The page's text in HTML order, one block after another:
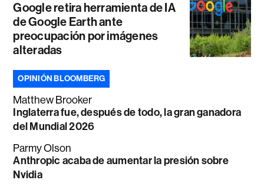
Google retira herramienta de IA
de Google Earth ante
preocupación por imágenes
alteradas
OPINIÓN BLOOMBERG
Matthew Brooker
Inglaterra fue, después de todo, la gran ganadora
del Mundial 2026
Parmy Olson
Anthropic acaba de aumentar la presión sobre
Nvidia